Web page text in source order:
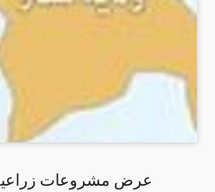
عرض مشروعات زراعية